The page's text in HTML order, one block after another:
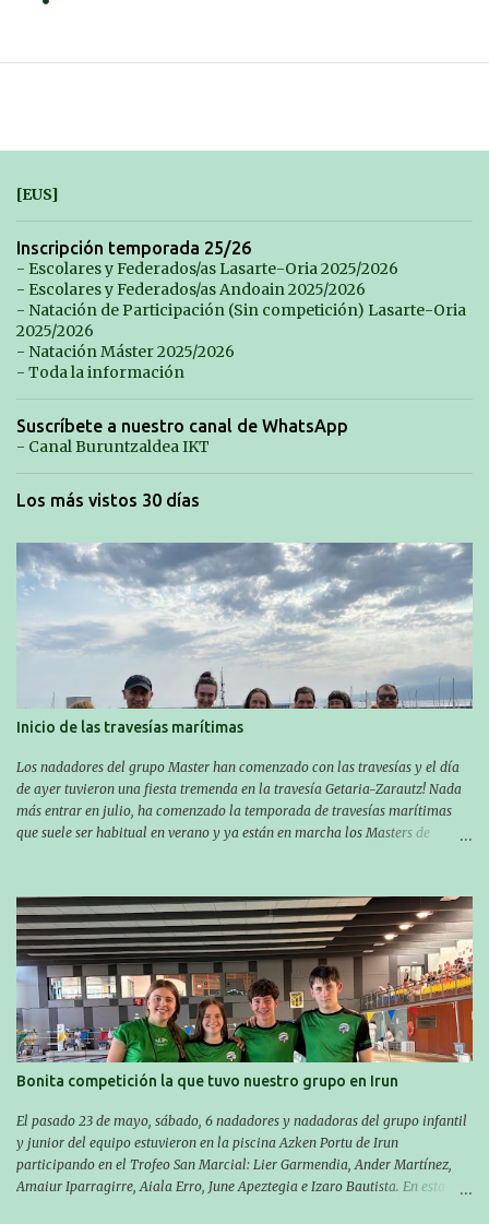
[EUS]
Inscripción temporada 25/26
- Escolares y Federados/as Lasarte-Oria 2025/2026
- Escolares y Federados/as Andoain 2025/2026
- Natación de Participación (Sin competición) Lasarte-Oria
2025/2026
- Natación Máster 2025/2026
- Toda la información
Suscríbete a nuestro canal de WhatsApp
- Canal Buruntzaldea IKT
Los más vistos 30 días
Inicio de las travesías marítimas
Los nadadores del grupo Master han comenzado con las travesías y el día
de ayer tuvieron una fiesta tremenda en la travesía Getaria-Zarautz! Nada
más entrar en julio, ha comenzado la temporada de travesías marítimas
que suele ser habitual en verano y ya están en marcha los Masters de
próxima cita. Para empezar, el 13 de julio, Manu Santos participó en la
XXXVIII. Travesía a nado de Ondarroa y recorrió una distancia de 1600
metros en 28 minutos y 30 segundos. Al día siguiente, Manu Santos y su
compañero Asier Gorostegi participaron en la V. San Antón Bira. En esta
travesía se realiza un recorrido desde la playa de Gaztetape hasta la playa
de Malkorbe, pero debido al estado del mar de aquel día, la organización
decidió hacerlo en el interior de la bahía de la playa de Malkorbe. Así,
Asier completó el recorrido en 29 minutos y 30 segundos, c...
Bonita competición la que tuvo nuestro grupo en Irun
El pasado 23 de mayo, sábado, 6 nadadores y nadadoras del grupo infantil
y junior del equipo estuvieron en la piscina Azken Portu de Irun
participando en el Trofeo San Marcial: Lier Garmendia, Ander Martínez,
Amaiur Iparragirre, Aiala Erro, June Apeztegia e Izaro Bautista. En esta